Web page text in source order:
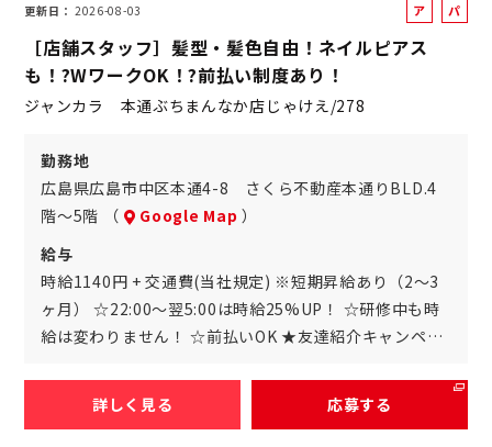
更新日 2026-08-03
ア
バ
パ
［店舗スタッフ］髪型・髪色自由！ネイルピアス
も！?WワークOK！?前払い制度あり！
ジャンカラ 本通ぶちまんなか店じゃけえ/278
勤務地
広島県広島市中区本通4-8 さくら不動産本通りBLD.4
階～5階 （
Google Map ）
給与
時給1140円 + 交通費(当社規定) ※短期昇給あり（2～3
ヶ月） ☆22:00～翌5:00は時給25%UP！ ☆研修中も時
給は変わりません！ ☆前払いOK ★友達紹介キャンペ…
詳しく見る 応募する